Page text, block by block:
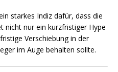
starkes Indiz dafür, dass die
nicht nur ein kurzfristiger Hype
Verschiebung in der
im Auge behalten sollte.